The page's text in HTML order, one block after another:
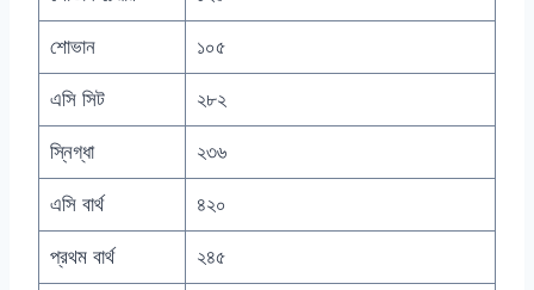
শোভান ১০৫
এসি সিট ২৮২
স্নিগ্ধা ২৩৬
এসি বার্থ ৪২০
প্রথম বার্থ ২৪৫